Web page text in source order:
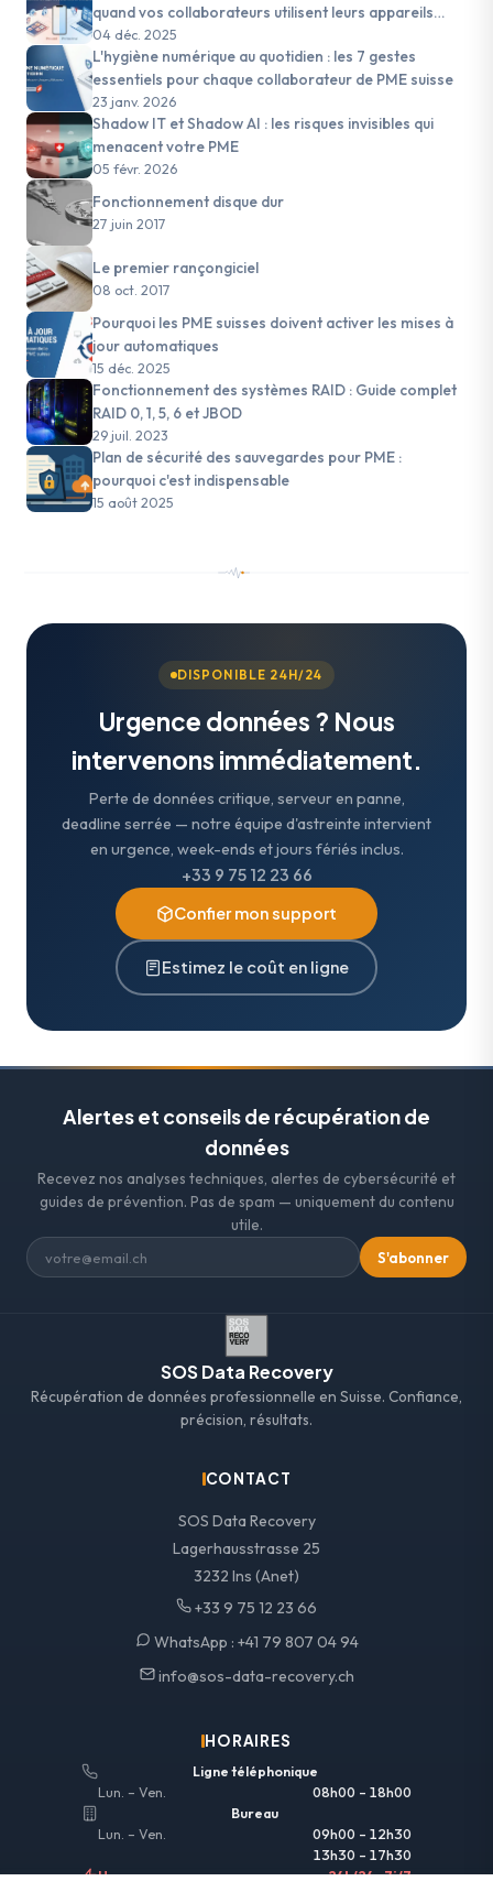
quand vos collaborateurs utilisent leurs appareils
personnels
04 déc. 2025
L'hygiène numérique au quotidien : les 7 gestes
essentiels pour chaque collaborateur de PME suisse
23 janv. 2026
Shadow IT et Shadow AI : les risques invisibles qui
menacent votre PME
05 févr. 2026
Fonctionnement disque dur
27 juin 2017
Le premier rançongiciel
08 oct. 2017
Pourquoi les PME suisses doivent activer les mises à
jour automatiques
15 déc. 2025
Fonctionnement des systèmes RAID : Guide complet
RAID 0, 1, 5, 6 et JBOD
29 juil. 2023
Plan de sécurité des sauvegardes pour PME :
pourquoi c'est indispensable
15 août 2025
DISPONIBLE 24H/24
Urgence données ? Nous
intervenons immédiatement.
Perte de données critique, serveur en panne,
deadline serrée — notre équipe d'astreinte intervient
en urgence, week-ends et jours fériés inclus.
+33 9 75 12 23 66
Confier mon support
Estimez le coût en ligne
Alertes et conseils de récupération de
données
Recevez nos analyses techniques, alertes de cybersécurité et
guides de prévention. Pas de spam — uniquement du contenu
utile.
S'abonner
SOS Data Recovery
Récupération de données professionnelle en Suisse. Confiance,
précision, résultats.
CONTACT
SOS Data Recovery
Lagerhausstrasse 25
3232 Ins (Anet)
+33 9 75 12 23 66
WhatsApp : +41 79 807 04 94
info@sos-data-recovery.ch
HORAIRES
Ligne téléphonique
Lun. – Ven.
08h00 – 18h00
Bureau
Lun. – Ven.
09h00 – 12h30
13h30 – 17h30
Urgences
24h/24 • 7j/7